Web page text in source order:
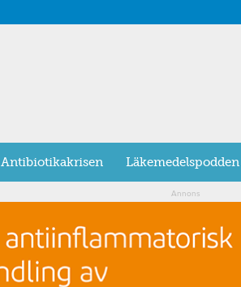
Antibiotikakrisen Läkemedelspodden
Annons